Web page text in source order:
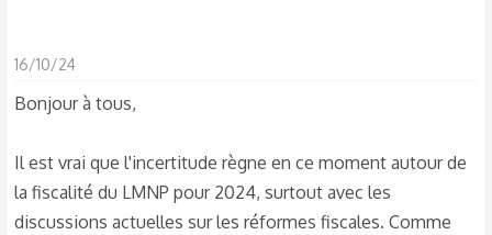
16/10/24
Bonjour à tous,
Il est vrai que l'incertitude règne en ce moment autour de
la fiscalité du LMNP pour 2024, surtout avec les
discussions actuelles sur les réformes fiscales. Comme